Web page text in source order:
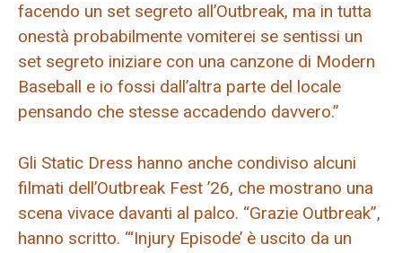
facendo un set segreto all’Outbreak, ma in tutta
onestà probabilmente vomiterei se sentissi un
set segreto iniziare con una canzone di Modern
Baseball e io fossi dall’altra parte del locale
pensando che stesse accadendo davvero.”
Gli Static Dress hanno anche condiviso alcuni
filmati dell’Outbreak Fest ’26, che mostrano una
scena vivace davanti al palco. “Grazie Outbreak”,
hanno scritto. “‘Injury Episode’ è uscito da un